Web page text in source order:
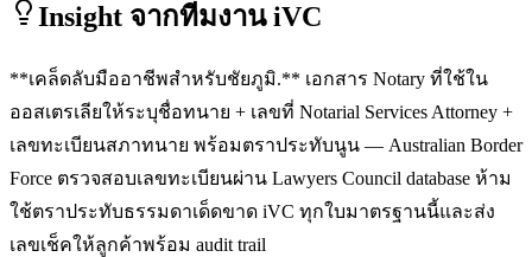
Insight จากทีมงาน iVC
**เคล็ดลับมืออาชีพสำหรับชัยภูมิ.** เอกสาร Notary ที่ใช้ใน
ออสเตรเลียให้ระบุชื่อทนาย + เลขที่ Notarial Services Attorney +
เลขทะเบียนสภาทนาย พร้อมตราประทับนูน — Australian Border
Force ตรวจสอบเลขทะเบียนผ่าน Lawyers Council database ห้าม
ใช้ตราประทับธรรมดาเด็ดขาด iVC ทุกใบมาตรฐานนี้และส่ง
เลขเช็คให้ลูกค้าพร้อม audit trail